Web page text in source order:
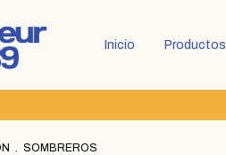
Inicio Productos
. SOMBREROS